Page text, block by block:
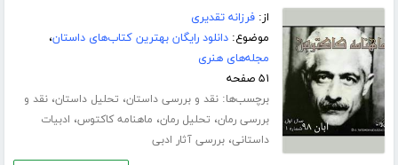
از:فرزانه تقدیری
موضوع:دانلود رایگان بهترین کتاب‌های داستان،
مجله‌های هنری
۵۱ صفحه
برچسب‌ها:نقد و بررسی داستان، تحلیل داستان،نقد و
بررسی رمان، تحلیل رمان، ماهنامه کاکتوس، ادبیات
داستانی،بررسی آثار ادبی